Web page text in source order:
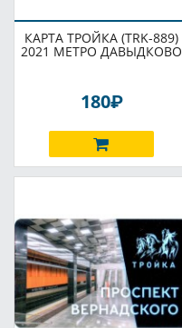
КАРТА ТРОЙКА (TRK-889)
2021 МЕТРО ДАВЫДКОВО
180P